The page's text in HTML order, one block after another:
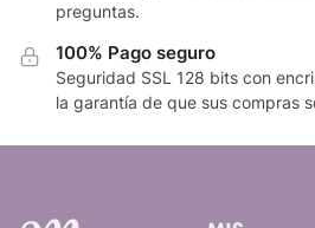
preguntas.
100% Pago seguro
Seguridad SSL 128 bits con
la garantía de que sus compras